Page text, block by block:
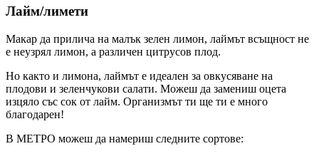
Лайм/лимети
Макар да прилича на малък зелен лимон, лаймът всъщност не
е неузрял лимон, а различен цитрусов плод.
Но както и лимона, лаймът е идеален за овкусяване на
плодови и зеленчукови салати. Можеш да замениш оцета
изцяло със сок от лайм. Организмът ти ще ти е много
благодарен!
В МЕТРО можеш да намериш следните сортове: